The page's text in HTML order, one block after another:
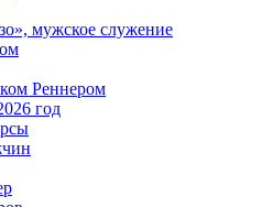
мужское служение
Реннером
год